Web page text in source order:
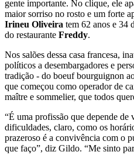
gente importante. No clique, ele
maior sorriso no rosto e um forte
Irineu Oliveira tem 62 anos e 34
do restaurante Freddy.
Nos salões dessa casa francesa,
políticos a desembargadores e
tradição - do boeuf bourguignon
que começou como operador de
maître e sommelier, que todos
“É uma profissão que depende de
dificuldades, claro, como os
prazeroso é a convivência com o
que faço”, diz Gildo. “Me sinto